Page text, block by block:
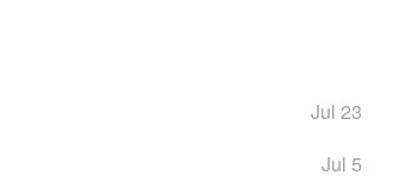
Jul 23
Jul 5